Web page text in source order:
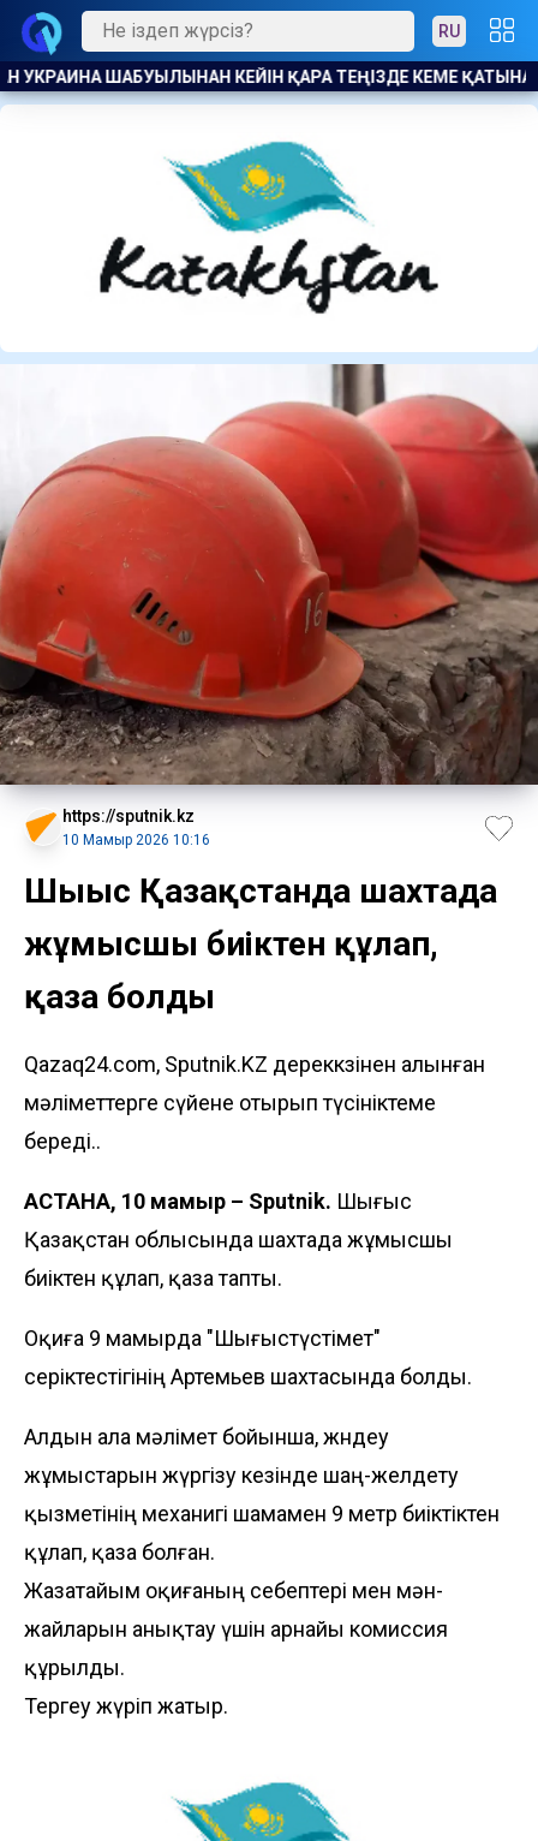
RU
ШЕКТЕДІ ӘДІЛДІК ПЕН ЖАУАПКЕРШІЛІК ТАРАЗЫСЫ
https://sputnik.kz
10 Мамыр 2026 10:16
Шығыс Қазақстанда шахтада
жұмысшы биіктен құлап,
қаза болды
Qazaq24.com, Sputnik.KZ дереккөзінен алынған
мәліметтерге сүйене отырып түсініктеме
береді..
АСТАНА, 10 мамыр – Sputnik. Шығыс
Қазақстан облысында шахтада жұмысшы
биіктен құлап, қаза тапты.
Оқиға 9 мамырда "Шығыстүстімет"
серіктестігінің Артемьев шахтасында болды.
Алдын ала мәлімет бойынша, жөндеу
жұмыстарын жүргізу кезінде шаң-желдету
қызметінің механигі шамамен 9 метр биіктіктен
құлап, қаза болған.
Жазатайым оқиғаның себептері мен мән-
жайларын анықтау үшін арнайы комиссия
құрылды.
Тергеу жүріп жатыр.